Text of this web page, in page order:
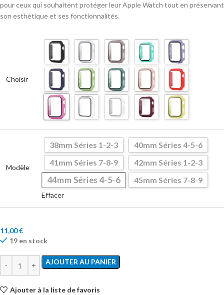
pour ceux qui souhaitent protéger leur Apple Watch tout en préservant
son esthétique et ses fonctionnalités.
Choisir
Modèle
38mm Séries 1-2-3
40mm Séries 4-5-6
41mm Séries 7-8-9
42mm Séries 1-2-3
44mm Séries 4-5-6 45mm Séries 7-8-9
Effacer
11,00€
19 en stock
AJOUTER AU PANIER
Ajouter à la liste de favoris